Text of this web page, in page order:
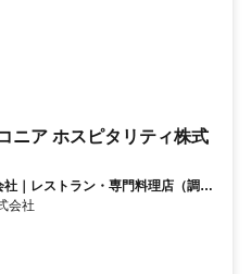
ニア ホスピタリティ株式
｜レストラン・専門料理店（調理
会社